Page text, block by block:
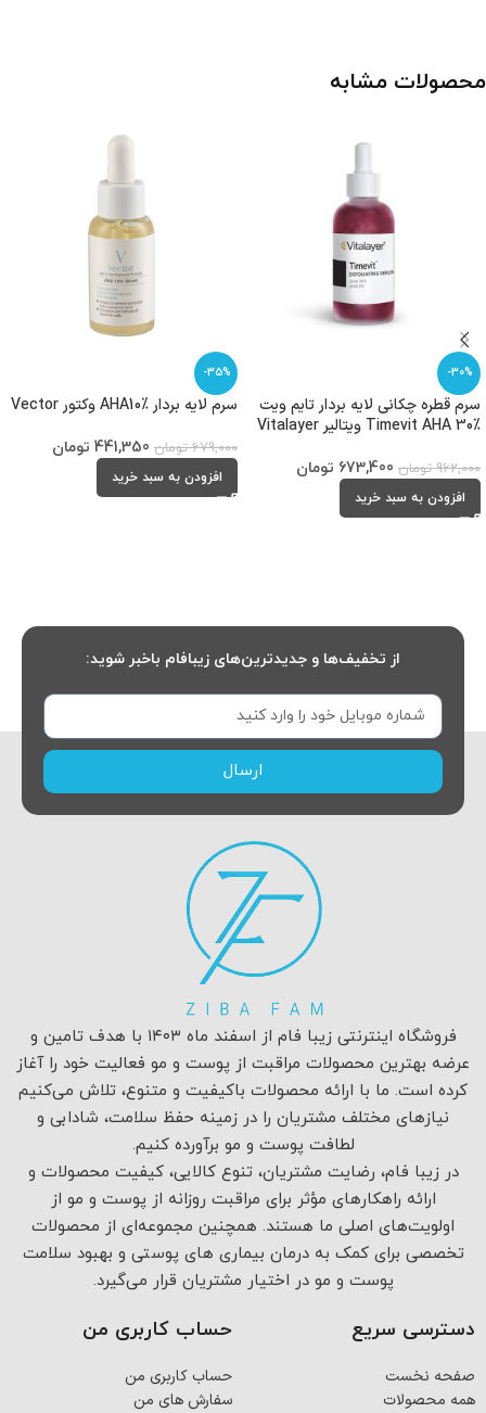
محصولات مشابه
-30%
سرم قطره چکانی لایه بردار تایم ویت
Timevit AHA 30% ویتالیر Vitalayer
962,000 تومان 673,400 تومان
افزودن به سبد خرید
-35%
سرم لایه بردار AHA10% وکتور Vector
679,000 تومان 441,350 تومان
افزودن به سبد خرید
از تخفیف‌ها و جدیدترین‌های زیبافام باخبر شوید:
ارسال
فروشگاه اینترنتی زیبا فام از اسفند ماه ۱۴۰۳ با هدف تامین و
عرضه بهترین محصولات مراقبت از پوست و مو فعالیت خود را آغاز
کرده است. ما با ارائه محصولات باکیفیت و متنوع، تلاش می‌کنیم
نیازهای مختلف مشتریان را در زمینه حفظ سلامت، شادابی و
لطافت پوست و مو برآورده کنیم.
در زیبا فام، رضایت مشتریان، تنوع کالایی، کیفیت محصولات و
ارائه راهکارهای مؤثر برای مراقبت روزانه از پوست و مو از
اولویت‌های اصلی ما هستند. همچنین مجموعه‌ای از محصولات
تخصصی برای کمک به درمان بیماری های پوستی و بهبود سلامت
پوست و مو در اختیار مشتریان قرار می‌گیرد.
دسترسی سریع
صفحه نخست
همه محصولات
حساب کاربری من
حساب کاربری من
سفارش های من